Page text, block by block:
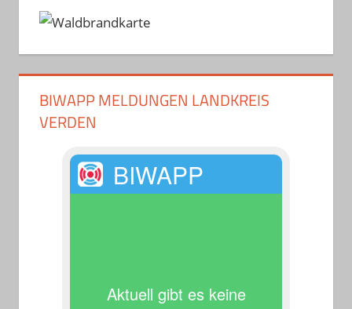
BIWAPP MELDUNGEN LANDKREIS
VERDEN
BIWAPP
Aktuell gibt es keine